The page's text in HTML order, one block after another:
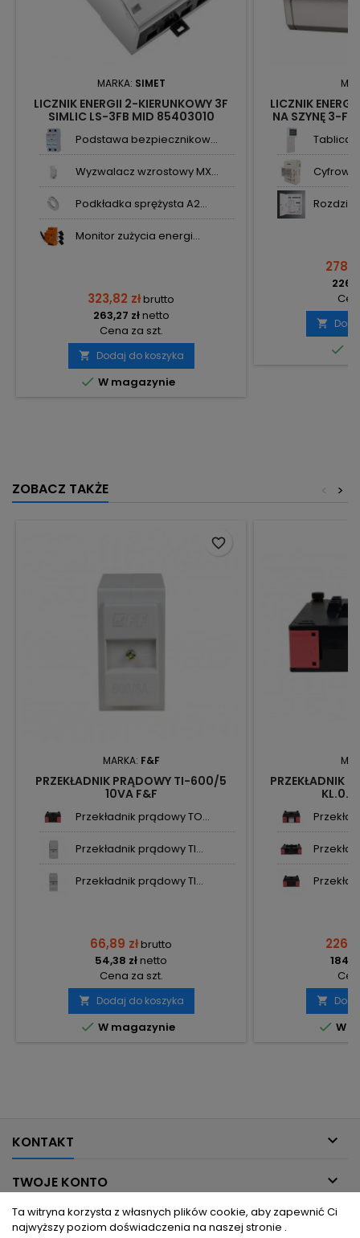
MARKA: SIMET
LICZNIK ENERGII 2-KIERUNKOWY 3F
SIMLIC LS-3FB MID 85403010
Podstawa bezpiecznikow...
Wyzwalacz wzrostowy MX...
Podkładka sprężysta A2...
Monitor zużycia energi...
323,82 złbrutto
263,27 złnetto
Cena za szt.
 Dodaj do koszyka
 W magazynie
LICZNIK
NA SZYNĘ 3-
Tablica
Cyfrowy


ZOBACZ TAKŻE >
<
MARKA: F&F
PRZEKŁADNIK PRĄDOWY TI-600/5
10VA F&F
Przekładnik prądowy TO...
Przekładnik prądowy TI...
Przekładnik prądowy TI...
66,89 złbrutto
54,38 złnetto
Cena za szt.
 Dodaj do koszyka
 W magazynie
favorite_border
PRZEKŁADNIK
KL.0.5

 W
KONTAKT 
TWOJE KONTO 
INFORMACJE DLA CIEBIE 
Ta witryna korzysta z własnych plików cookie, aby zapewnić Ci
najwyższy poziom doświadczenia na naszej stronie .